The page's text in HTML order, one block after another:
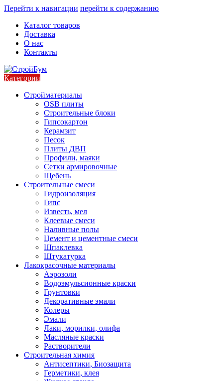
Перейти к навигации перейти к содержанию
Каталог товаров
Доставка
О нас
Контакты
Категории
Стройматериалы
OSB плиты
Строительные блоки
Гипсокартон
Керамзит
Песок
Плиты ДВП
Профили, маяки
Сетки армировочные
Щебень
Строительные смеси
Гидроизоляция
Гипс
Известь, мел
Клеевые смеси
Наливные полы
Цемент и цементные смеси
Шпаклевка
Штукатурка
Лакокрасочные материалы
Аэрозоли
Водоэмульсионные краски
Грунтовки
Декоративные эмали
Колеры
Эмали
Лаки, морилки, олифа
Масляные краски
Растворители
Строительная химия
Антисептики, Биозащита
Герметики, клея